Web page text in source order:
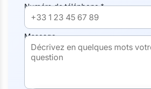
Numéro de téléphone *
Message